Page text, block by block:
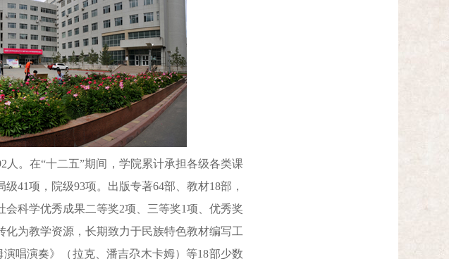
。在“十二五”期间，学院累计承担各级各类课
41项，院级93项。出版专著64部、教材18部，
科学优秀成果二等奖2项、三等奖1项、优秀奖
为教学资源，长期致力于民族特色教材编写工
唱演奏》（拉克、潘吉尕木卡姆）等18部少数